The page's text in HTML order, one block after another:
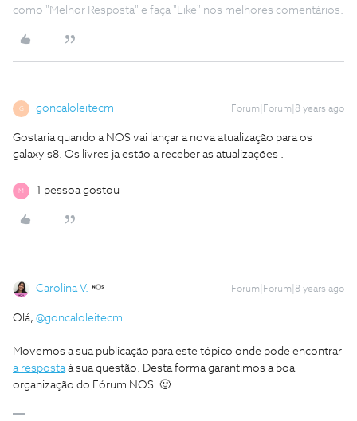
como "Melhor Resposta" e faça "Like" nos melhores comentários.
G goncaloleitecm Forum|Forum|8 years ago
Gostaria quando a NOS vai lançar a nova atualização para os
galaxy s8. Os livres ja estão a receber as atualizações .
M 1 pessoa gostou
Carolina V. Forum|Forum|8 years ago
Olá, @goncaloleitecm.
Movemos a sua publicação para este tópico onde pode encontrar
a respostaà sua questão. Desta forma garantimos a boa
organização do Fórum NOS. 🙂